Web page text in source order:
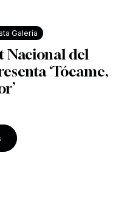
Galería
Nacional del
‘Tócame,